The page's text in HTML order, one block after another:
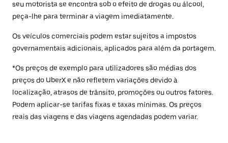
seu motorista se encontra sob o efeito de drogas ou álcool,
peça-lhe para terminar a viagem imediatamente.
Os veículos comerciais podem estar sujeitos a impostos
governamentais adicionais, aplicados para além da portagem.
*Os preços de exemplo para utilizadores são médias dos
preços do UberX e não refletem variações devido à
localização, atrasos de trânsito, promoções ou outros fatores.
Podem aplicar-se tarifas fixas e taxas mínimas. Os preços
reais das viagens e das viagens agendadas podem variar.